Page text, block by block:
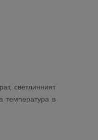
светлинният
температура в